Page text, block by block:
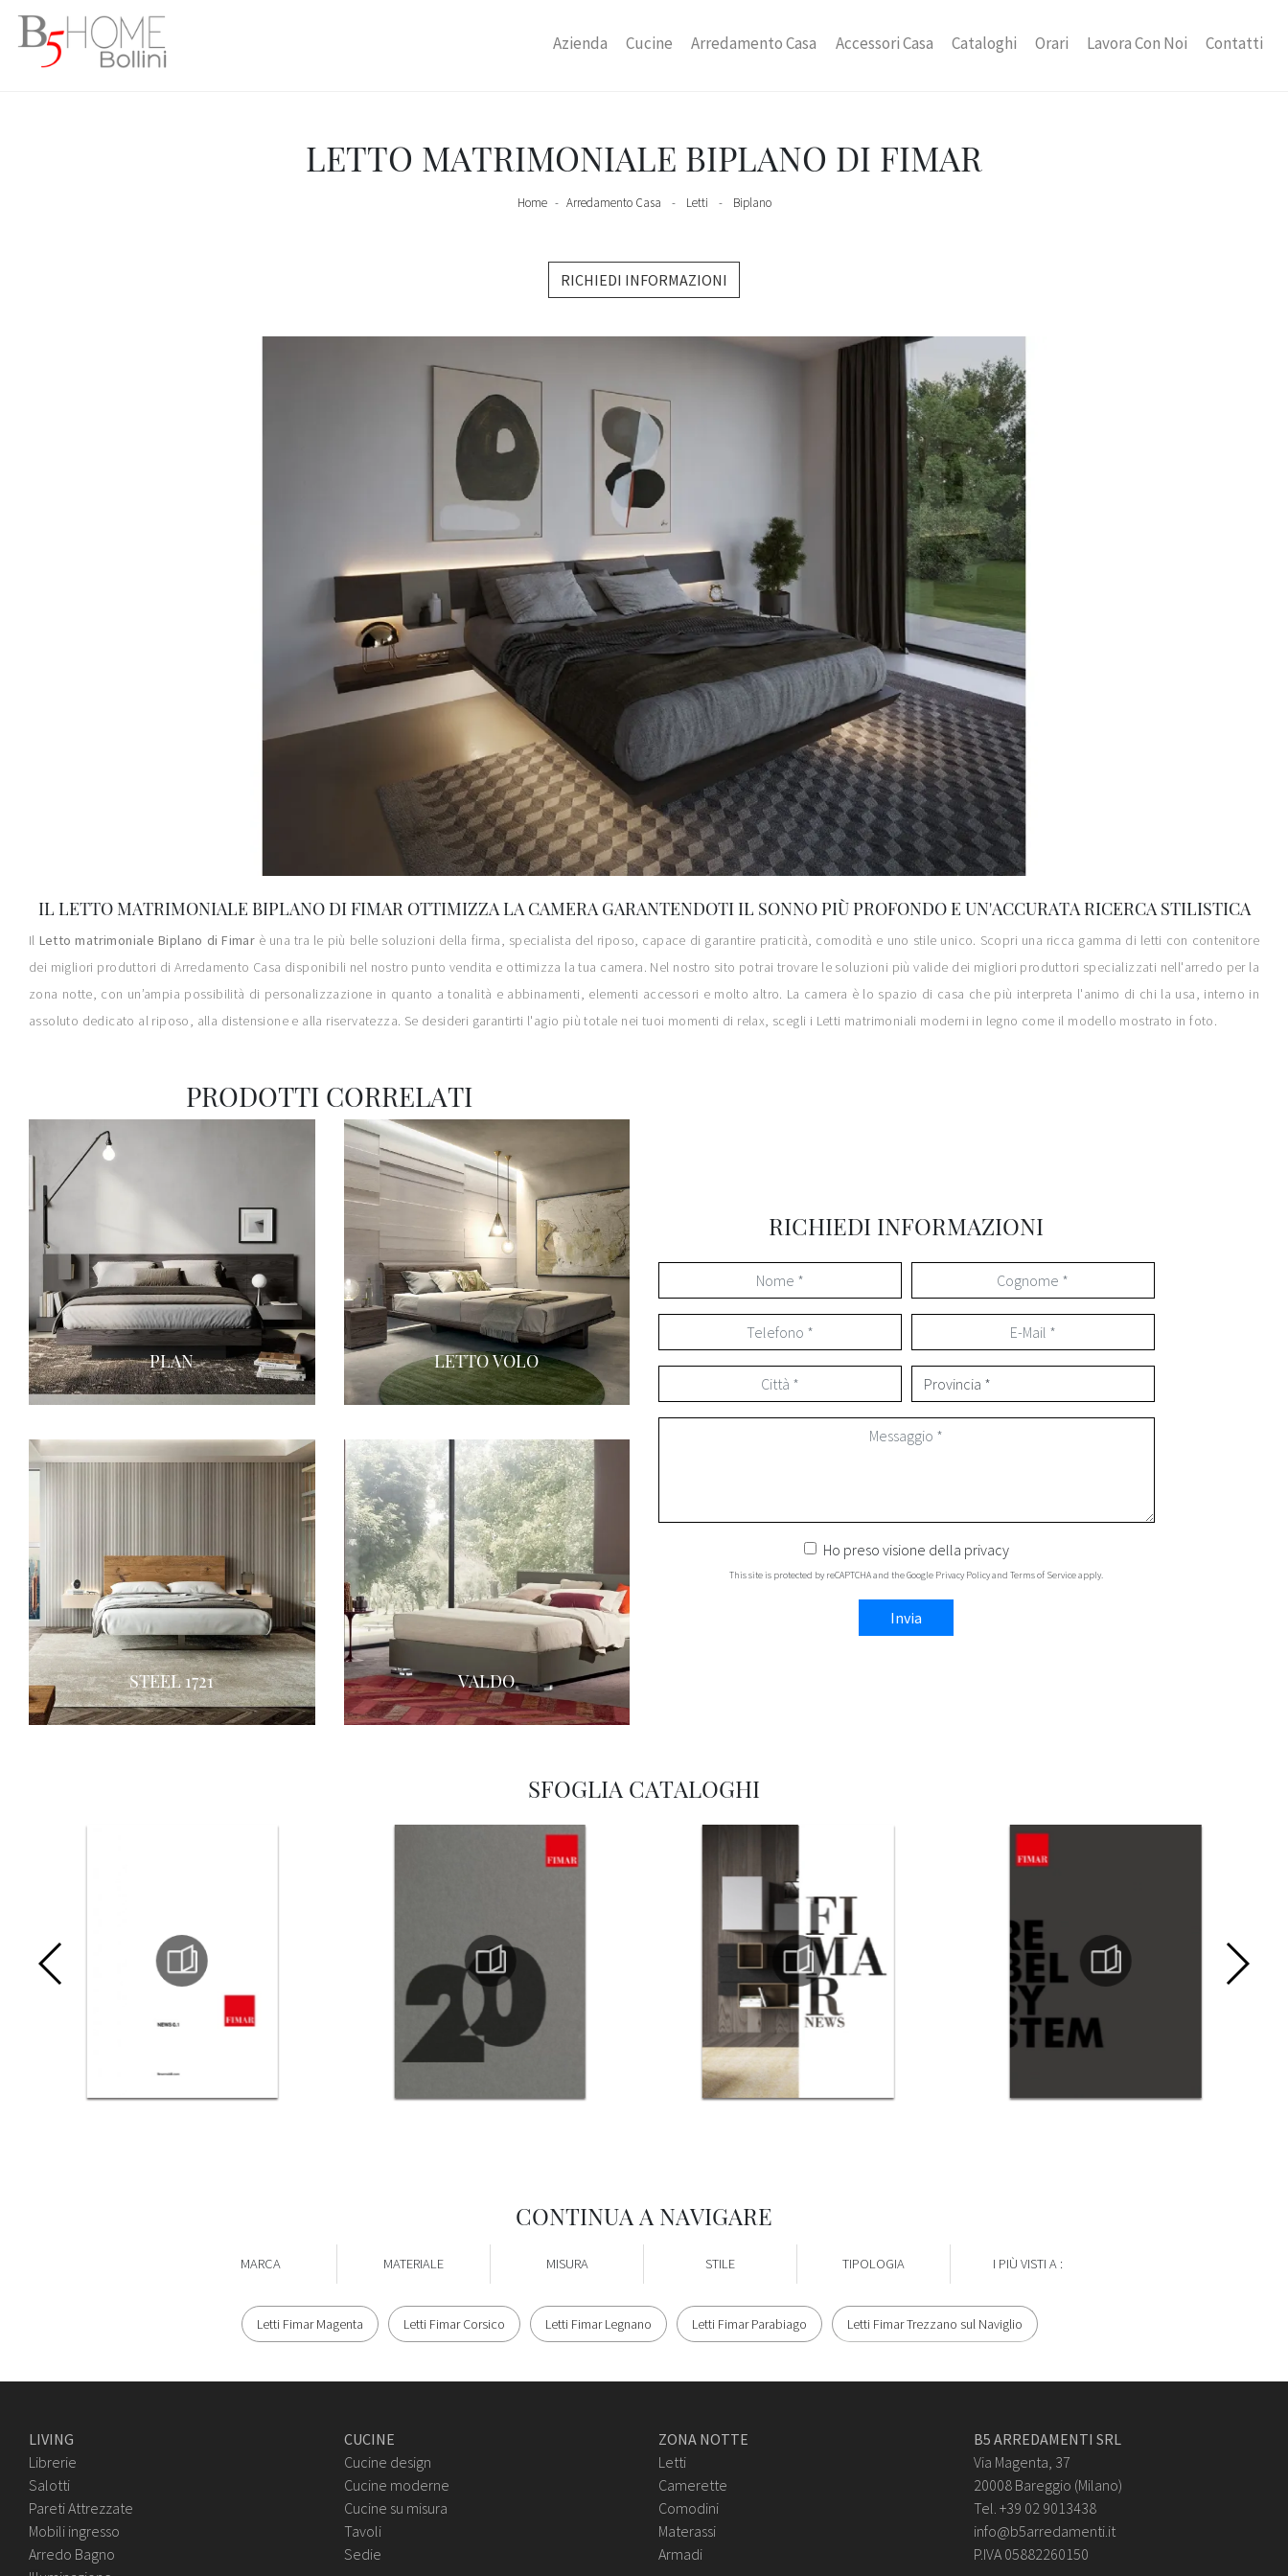
Azienda Cucine Arredamento Casa Accessori Casa Cataloghi Orari Lavora Con Noi Contatti
LETTO MATRIMONIALE BIPLANO DI FIMAR
Home - Arredamento Casa - Letti - Biplano
RICHIEDI INFORMAZIONI
IL LETTO MATRIMONIALE BIPLANO DI FIMAR OTTIMIZZA LA CAMERA GARANTENDOTI IL SONNO PIÙ PROFONDO E UN'ACCURATA RICERCA STILISTICA
Il Letto matrimoniale Biplano di Fimar è una tra le più belle soluzioni della firma, specialista del riposo, capace di garantire praticità, comodità e uno stile unico. Scopri una ricca gamma di letti con contenitore
dei migliori produttori di Arredamento Casa disponibili nel nostro punto vendita e ottimizza la tua camera. Nel nostro sito potrai trovare le soluzioni più valide dei migliori produttori specializzati nell'arredo per la
zona notte, con un’ampia possibilità di personalizzazione in quanto a tonalità e abbinamenti, elementi accessori e molto altro. La camera è lo spazio di casa che più interpreta l'animo di chi la usa, interno in
assoluto dedicato al riposo, alla distensione e alla riservatezza. Se desideri garantirti l'agio più totale nei tuoi momenti di relax, scegli i Letti matrimoniali moderni in legno come il modello mostrato in foto.
PRODOTTI CORRELATI
PLAN LETTO VOLO
STEEL 1721 VALDO
RICHIEDI INFORMAZIONI
Ho preso visione della privacy
This site is protected by reCAPTCHA and the Google Privacy Policyand Terms of Serviceapply.
Invia
SFOGLIA CATALOGHI
CONTINUA A NAVIGARE
MARCA MATERIALE MISURA STILE TIPOLOGIA I PIÙ VISTI A :
Letti Fimar Magenta Letti Fimar Corsico Letti Fimar Legnano Letti Fimar Parabiago Letti Fimar Trezzano sul Naviglio
LIVING
Librerie
Salotti
Pareti Attrezzate
Mobili ingresso
Arredo Bagno
CUCINE
Cucine design
Cucine moderne
Cucine su misura
Tavoli
Sedie
ZONA NOTTE
Letti
Camerette
Comodini
Materassi
Armadi
B5 ARREDAMENTI SRL
Via Magenta, 37
20008 Bareggio (Milano)
Tel. +39 02 9013438
info@b5arredamenti.it
P.IVA 05882260150